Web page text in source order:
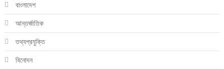
বাংলাদেশ
আন্তর্জাতিক
তথ্যপ্রযুক্তি
বিনোদন